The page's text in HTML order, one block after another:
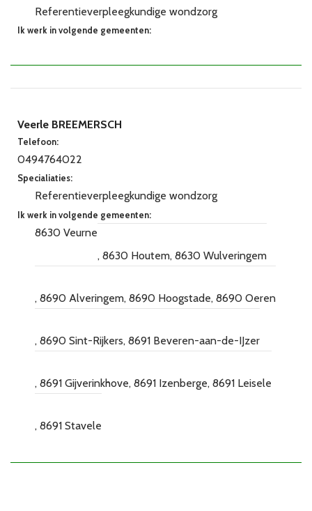
Referentieverpleegkundige wondzorg
Ik werk in volgende gemeenten:
Veerle BREEMERSCH
Telefoon:
0494764022
Specialiaties:
Referentieverpleegkundige wondzorg
Ik werk in volgende gemeenten:
8630 Veurne
8630 Houtem 8630 Wulveringem
8690 Alveringem 8690 Hoogstade 8690 Oeren
8690 Sint-Rijkers 8691 Beveren-aan-de-IJzer
8691 Gijverinkhove 8691 Izenberge 8691 Leisele
8691 Stavele